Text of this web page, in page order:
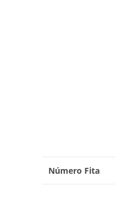
Número Fita